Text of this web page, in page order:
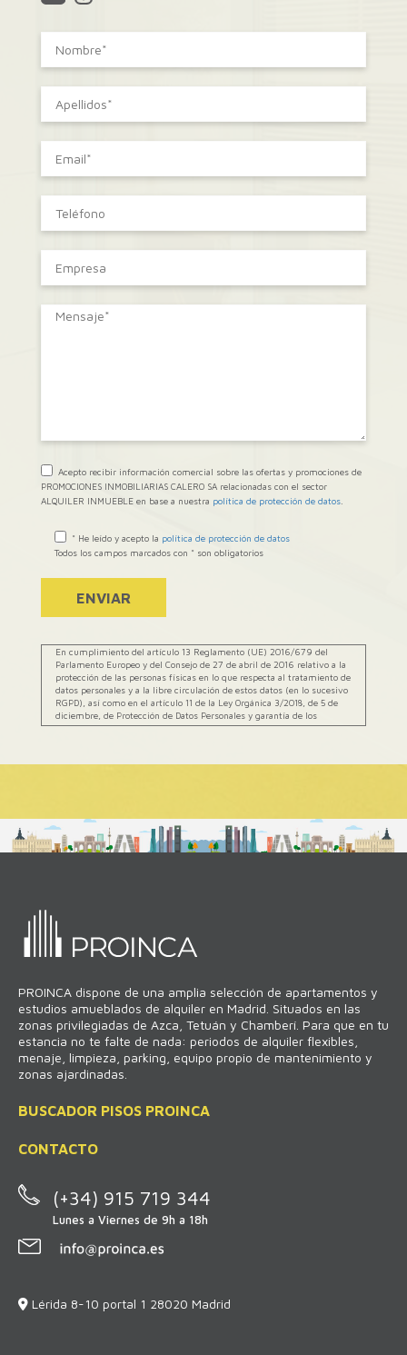
Acepto recibir información comercial sobre las ofertas y promociones de
PROMOCIONES INMOBILIARIAS CALERO SA relacionadas con el sector
ALQUILER INMUEBLE en base a nuestra política de protección de datos.
* He leído y acepto la política de protección de datos
Todos los campos marcados con * son obligatorios
ENVIAR
En cumplimiento del artículo 13 Reglamento (UE) 2016/679 del
Parlamento Europeo y del Consejo de 27 de abril de 2016 relativo a la
protección de las personas físicas en lo que respecta al tratamiento de
datos personales y a la libre circulación de estos datos (en lo sucesivo
RGPD), así como en el artículo 11 de la Ley Orgánica 3/2018, de 5 de
diciembre, de Protección de Datos Personales y garantía de los
derechos digitales (en lo sucesivo LOPD – GDD), le informamos que
MADRID| MFERNANDEZ@PROINCA.ES|Finalidades: contestación a
ALQUILER INMUEBLELegitimación: contestación a las consultas y
peticiones del interesado, el tratamiento se basa en la ejecución
precontractual (artículo 6.1.b RGPD), y el envío de información
comercial en el consentimiento expreso del interesado (artículos 6.1.a
obligación legal.
oposición escribiendo un correo electrónico a
MFERNANDEZ@PROINCA.ES o en nuestro domicilio ubicado en CL/
protección de Datos escribiendo a MFERNANDEZ@PROINCA.ES o
solicitando más información en nuestra oficina sita en la dirección
indicada en el apartado “Responsable del Tratamiento”.
PROINCA dispone de una amplia selección de apartamentos y
estudios amueblados de alquiler en Madrid. Situados en las
zonas privilegiadas de Azca, Tetuán y Chamberí. Para que en tu
estancia no te falte de nada: periodos de alquiler flexibles,
menaje, limpieza, parking, equipo propio de mantenimiento y
zonas ajardinadas.
BUSCADOR PISOS PROINCA
CONTACTO
(+34) 915 719 344
Lunes a Viernes de 9h a 18h
Lérida 8-10 portal 1 28020 Madrid